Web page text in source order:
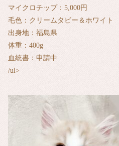
マイクロチップ：5,000円
毛色：クリームタビー＆ホワイト
出身地：福島県
体重：400g
血統書：申請中
/ul>